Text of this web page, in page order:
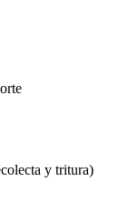
y tritura)